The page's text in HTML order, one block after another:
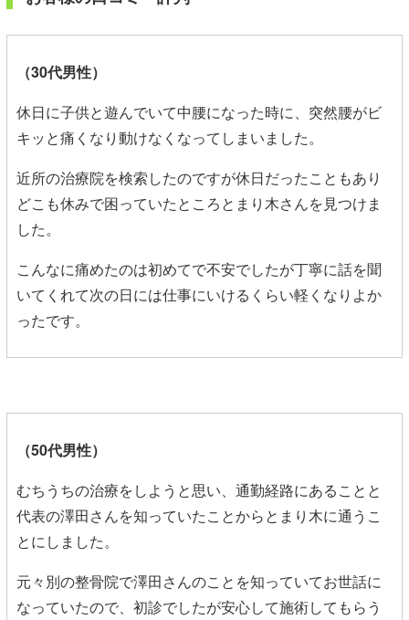
（30代男性）
休日に子供と遊んでいて中腰になった時に、突然腰がビ
キッと痛くなり動けなくなってしまいました。
近所の治療院を検索したのですが休日だったこともあり
どこも休みで困っていたところとまり木さんを見つけま
した。
こんなに痛めたのは初めてで不安でしたが丁寧に話を聞
いてくれて次の日には仕事にいけるくらい軽くなりよか
ったです。
（50代男性）
むちうちの治療をしようと思い、通勤経路にあることと
代表の澤田さんを知っていたことからとまり木に通うこ
とにしました。
元々別の整骨院で澤田さんのことを知っていてお世話に
なっていたので、初診でしたが安心して施術してもらう